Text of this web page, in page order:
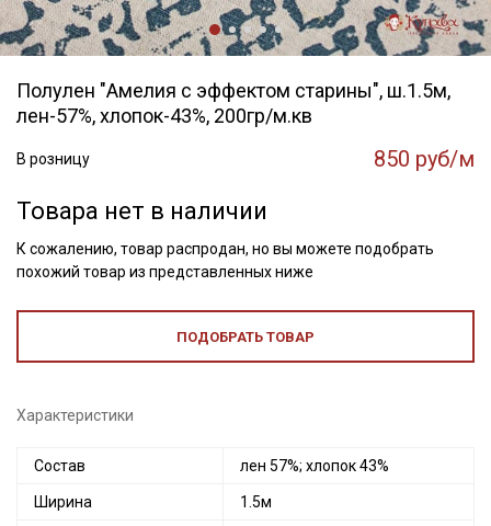
Полулен "Амелия с эффектом старины", ш.1.5м,
лен-57%, хлопок-43%, 200гр/м.кв
В розницу 850 руб/м
Товара нет в наличии
К сожалению, товар распродан, но вы можете подобрать
похожий товар из представленных ниже
ПОДОБРАТЬ ТОВАР
Характеристики
Состав лен 57%; хлопок 43%
Ширина 1.5м